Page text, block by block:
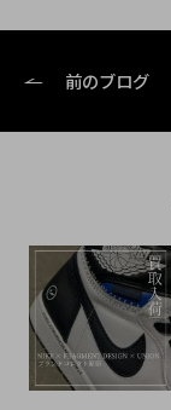
前のブログ